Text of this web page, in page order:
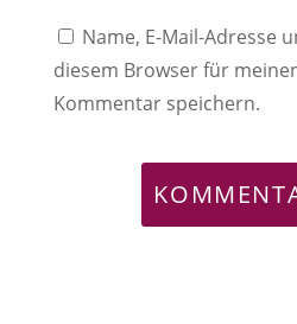
Name, E-Mail-Adresse
diesem Browser für
Kommentar speichern.